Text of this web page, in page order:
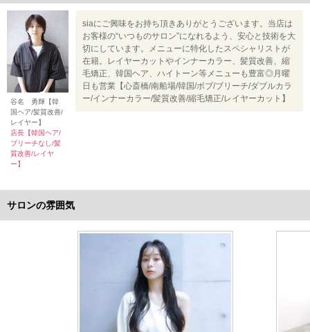
谷名 勇輝【韓
国ヘア/髪質改善/
レイヤー】
店長【韓国ヘア/
ブリーチなし/髪
質改善/レイヤ
ー】
siaにご興味をお持ち頂きありがとうございます。当店は
お客様の“いつものサロン”になれるよう、安心と技術を大
切にしています。メニューに特化したスペシャリストが
在籍。レイヤーカットやインナーカラー、髪質改善、縮
毛矯正、韓国ヘア、ハイトーン等メニューも豊富◎月曜
日も営業【心斎橋/南船場/韓国/ボブ/ブリーチ/ダブルカラ
ー/インナーカラー/髪質改善/縮毛矯正/レイヤーカット】
サロンの雰囲気